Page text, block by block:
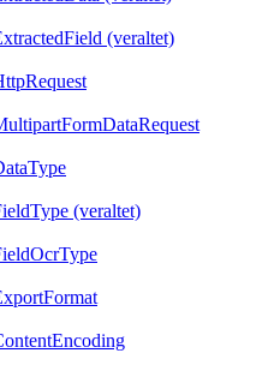
(veraltet)
(veraltet)